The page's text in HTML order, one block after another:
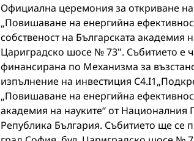
Официална церемония за откриване на
„Повишаване на енергийна
собственост на Българската академия
Цариградско шосе № 73". Събитието е
финансирана по Механизма за
изпълнение на инвестиция
„Повишаване на енергийна
академия на науките“ от Националния
Република България. Събитието ще се